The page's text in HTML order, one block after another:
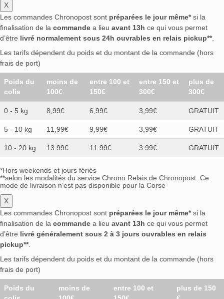
X
Les commandes Chronopost sont préparées le jour même*si la
finalisation de la commande a lieu avant 13h ce qui vous permet
d’être livré normalement sous 24h ouvrables en relais pickup**.
Les tarifs dépendent du poids et du montant de la commande (hors
frais de port)
Poids du
colis
moins de
100€
entre 100 et
150€
entre 150 et
300€
plus de
300€
0 - 5 kg 8,99€ 6,99€ 3,99€ GRATUIT
5 - 10 kg 11,99€ 9,99€ 3,99€ GRATUIT
10 - 20 kg 13.99€ 11.99€ 3.99€ GRATUIT
*Hors weekends et jours fériés
**selon les modalités du service Chrono Relais de Chronopost. Ce
mode de livraison n’est pas disponible pour la Corse
X
Les commandes Chronopost sont préparées le jour même*si la
finalisation de la commande a lieu avant 13h ce qui vous permet
d’être livré généralement sous 2 à 3 jours ouvrables en relais
pickup**.
Les tarifs dépendent du poids et du montant de la commande (hors
frais de port)
Poids du
moins de
entre 100 et
plus de 150